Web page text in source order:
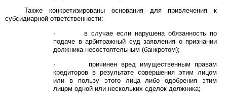
Также конкретизированы основания для привлечения к
субсидиарной ответственности:
· в случае если нарушена обязанность по
подаче в арбитражный суд заявления о признании
должника несостоятельным (банкротом);
· причинен вред имущественным правам
кредиторов в результате совершения этим лицом
или в пользу этого лица либо одобрения этим
лицом одной или нескольких сделок должника;